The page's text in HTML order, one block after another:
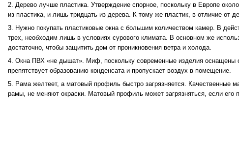
Дерево лучше пластика. Утверждение спорное, поскольку в Европе
из пластика, и лишь тридцать из дерева. К тому же пластик, в отличие от
Нужно покупать пластиковые окна с большим количеством камер. В
трех, необходим лишь в условиях сурового климата. В основном же
достаточно, чтобы защитить дом от проникновения ветра и холода.
Окна ПВХ «не дышат». Миф, поскольку современные изделия оснащены
препятствует образованию конденсата и пропускает воздух в помещение.
Рама желтеет, а матовый профиль быстро загрязняется. Качественные
рамы, не меняют окраски. Матовый профиль может загрязняться, если